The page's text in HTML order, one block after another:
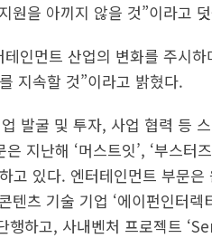
원을 아끼지 않을 것”이라고
인먼트 산업의 변화를 주시
지속할 것”이라고 밝혔다.
발굴 및 투자, 사업 협력 등
지난해 ‘머스트잇’, ‘부스터즈
고 있다. 엔터테인먼트 부문은
텐츠 기술 기업 ‘에이펀인터렉
하고, 사내벤처 프로젝트